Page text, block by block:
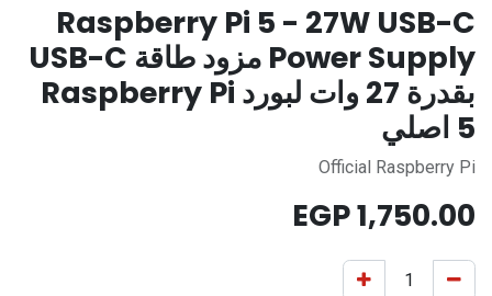
Raspberry Pi 5 - 27W USB-C
Power Supply مزود طاقة USB-C
بقدرة 27 وات لبورد Raspberry Pi
5 اصلي
Official Raspberry Pi
1,750.00